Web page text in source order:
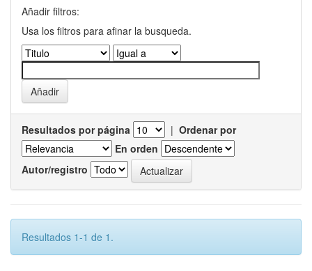
Añadir filtros:
Usa los filtros para afinar la busqueda.
Resultados por página | Ordenar por
En orden
Autor/registro
Resultados 1-1 de 1.